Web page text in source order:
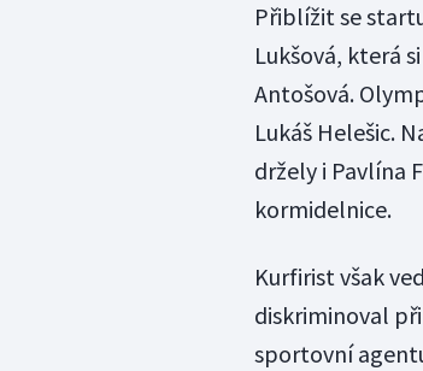
Přiblížit se
Lukšová, která
Antošová.
Lukáš Helešic.
držely i Pavlína
kormidelnice.
Kurfirist však
diskriminoval
sportovní